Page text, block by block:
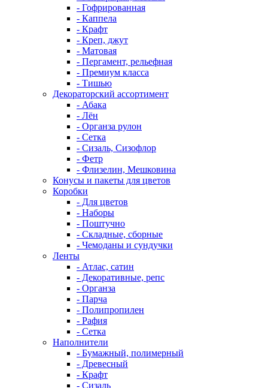
- Гофрированная
- Каппела
- Крафт
- Креп, джут
- Матовая
- Пергамент, рельефная
- Премиум класса
- Тишью
Декораторский ассортимент
- Абака
- Лён
- Органза рулон
- Сетка
- Сизаль, Сизофлор
- Фетр
- Флизелин, Мешковина
Конусы и пакеты для цветов
Коробки
- Для цветов
- Наборы
- Поштучно
- Складные, сборные
- Чемоданы и сундучки
Ленты
- Атлас, сатин
- Декоративные, репс
- Органза
- Парча
- Полипропилен
- Рафия
- Сетка
Наполнители
- Бумажный, полимерный
- Древесный
- Крафт
- Сизаль